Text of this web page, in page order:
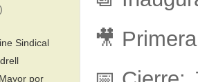
🎥
Sindical
por